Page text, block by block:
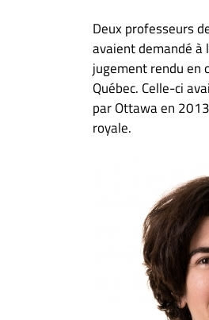
Deux professeurs
avaient demandé à
jugement rendu en
Québec. Celle-ci
par Ottawa en
royale.